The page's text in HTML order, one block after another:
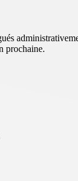
prochaine.